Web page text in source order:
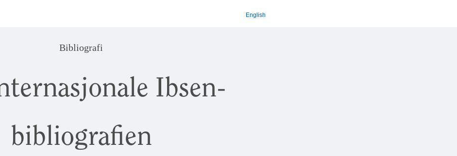
English
Bibliografi
Ibsen-
bibliografien